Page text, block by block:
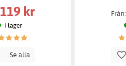
119 kr
I lager
Se alla
Från: